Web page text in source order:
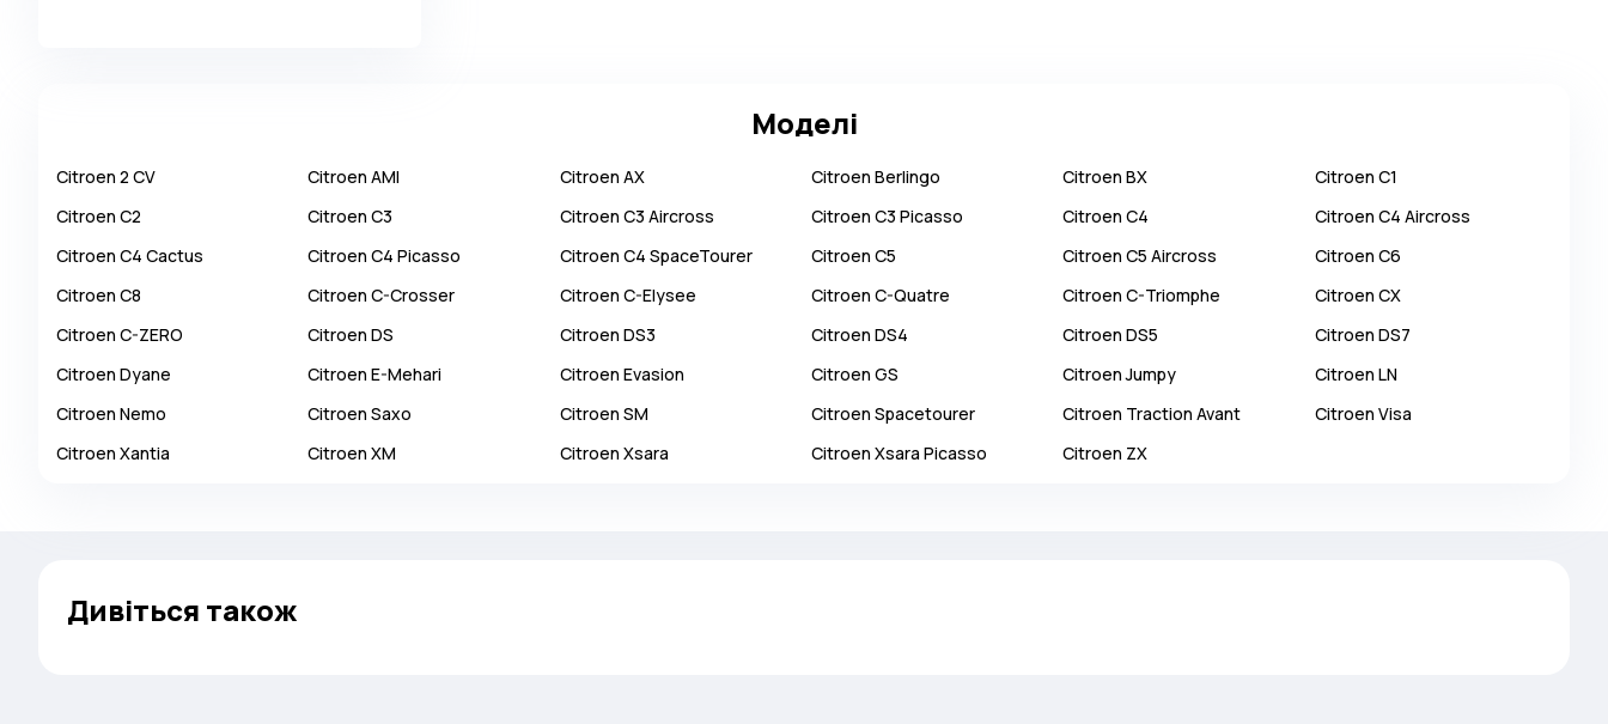
Apal
Avtokam
Моделі
Citroen 2 CV Citroen AMI Citroen AX Citroen Berlingo Citroen BX Citroen C1
Citroen C2 Citroen C3 Citroen C3 Aircross Citroen C3 Picasso Citroen C4 Citroen C4 Aircross
Citroen C4 Cactus Citroen C4 Picasso Citroen C4 SpaceTourer Citroen C5 Citroen C5 Aircross Citroen C6
Citroen C8 Citroen C-Crosser Citroen C-Elysee Citroen C-Quatre Citroen C-Triomphe Citroen CX
Citroen C-ZERO Citroen DS Citroen DS3 Citroen DS4 Citroen DS5 Citroen DS7
Citroen Dyane Citroen E-Mehari Citroen Evasion Citroen GS Citroen Jumpy Citroen LN
Citroen Nemo Citroen Saxo Citroen SM Citroen Spacetourer Citroen Traction Avant Citroen Visa
Citroen Xantia Citroen XM Citroen Xsara Citroen Xsara Picasso Citroen ZX
Дивіться також